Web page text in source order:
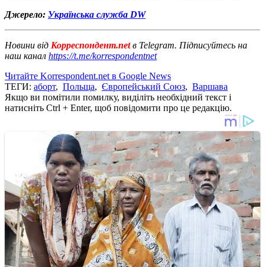
Джерело: Українська служба DW
Новини від Корреспондент.netв Telegram. Підписуйтесь на
наш канал https://t.me/korrespondentnet
Читайте Korrespondent.net в Google News
ТЕГИ: аборт, Польща, Європейський Союз, Варшава
Якщо ви помітили помилку, виділіть необхідний текст і
натисніть Ctrl + Enter, щоб повідомити про це редакцію.